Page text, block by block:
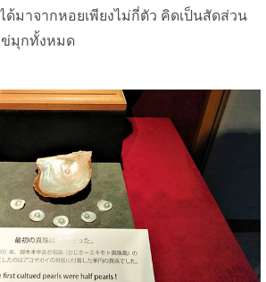
มาจากหอยเพียงไม่กี่ตัว คิดเป็นสัดส่วน
ข่มุกทั้งหมด